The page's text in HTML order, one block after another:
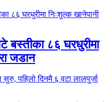
बस्तीका ८६ घरधुरीमा
जडान